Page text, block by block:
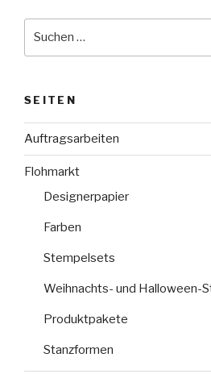
SEITEN
Auftragsarbeiten
Flohmarkt
Designerpapier
Farben
Stempelsets
Weihnachts- und Halloween-
Produktpakete
Stanzformen